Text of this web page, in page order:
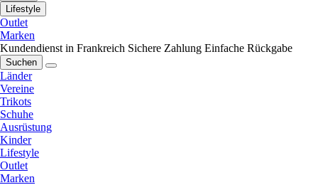
Lifestyle
Outlet
Marken
Kundendienst in Frankreich Sichere Zahlung Einfache Rückgabe
Suchen
Länder
Vereine
Trikots
Schuhe
Ausrüstung
Kinder
Lifestyle
Outlet
Marken